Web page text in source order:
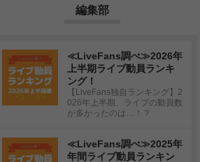
編集部
≪LiveFans調べ≫2026年
上半期ライブ動員ランキ
ング！
【LiveFans独自ランキング】2
026年上半期、ライブの動員数
が多かったのは…！？
≪LiveFans調べ≫2025年
年間ライブ動員ランキン